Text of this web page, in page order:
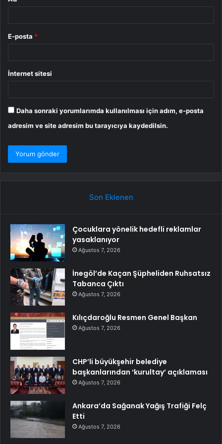
E-posta *
İnternet sitesi
Daha sonraki yorumlarımda kullanılması için adım, e-posta
adresim ve site adresim bu tarayıcıya kaydedilsin.
Son Eklenen
Çocuklara yönelik hedefli reklamlar
yasaklanıyor
Ağustos 7, 2026
İnegöl’de Kaçan Şüpheliden Ruhsatsız
Tabanca Çıktı
Ağustos 7, 2026
Kılıçdaroğlu Resmen Genel Başkan
Ağustos 7, 2026
CHP’li büyükşehir belediye
başkanlarından ‘kurultay’ açıklaması
Ağustos 7, 2026
Ankara’da Sağanak Yağış Trafiği Felç
Etti
Ağustos 7, 2026